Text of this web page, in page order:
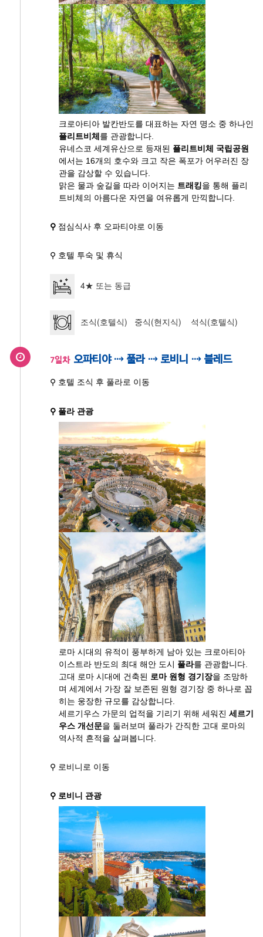
크로아티아 발칸반도를 대표하는 자연 명소 중 하나인
플리트비체 를 관광합니다.
유네스코 세계유산으로 등재된 플리트비체 국립공원
에서는 16개의 호수와 크고 작은 폭포가 어우러진 장
관을 감상할 수 있습니다.
맑은 물과 숲길을 따라 이어지는 트래킹을 통해 플리
트비체의 아름다운 자연을 여유롭게 만끽합니다.
⚲ 점심식사 후 오파티야로 이동
⚲ 호텔 투숙 및 휴식
4★ 또는 동급
조식(호텔식) 중식(현지식) 석식(호텔식)
7일차 오파티야 ⇢ 풀라 ⇢ 로비니 ⇢ 블레드
⚲ 호텔 조식 후 풀라로 이동
⚲ 풀라 관광
로마 시대의 유적이 풍부하게 남아 있는 크로아티아
이스트라 반도의 최대 해안 도시 풀라를 관광합니다.
고대 로마 시대에 건축된 로마 원형 경기장을 조망하
며 세계에서 가장 잘 보존된 원형 경기장 중 하나로 꼽
히는 웅장한 규모를 감상합니다.
세르기우스 가문의 업적을 기리기 위해 세워진 세르기
우스 개선문을 둘러보며 풀라가 간직한 고대 로마의
역사적 흔적을 살펴봅니다.
⚲ 로비니로 이동
⚲ 로비니 관광